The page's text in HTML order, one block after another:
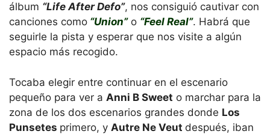
álbum “Life After Defo”, nos consiguió cautivar con
canciones como “Union”o “Feel Real”. Habrá que
seguirle la pista y esperar que nos visite a algún
espacio más recogido.
Tocaba elegir entre continuar en el escenario
pequeño para ver a Anni B Sweet o marchar para la
zona de los dos escenarios grandes donde Los
Punsetes primero, y Autre Ne Veut después, iban